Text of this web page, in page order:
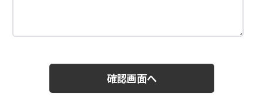
確認画面へ